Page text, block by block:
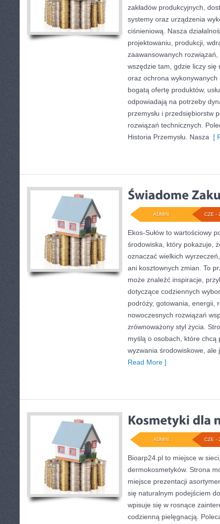
zakładów produkcyjnych,
systemy oraz urządzenia
ciśnieniową. Nasza
projektowaniu, produkcji,
zaawansowanych
wszędzie tam, gdzie liczy się
oraz ochrona
bogatą ofertę produktów,
odpowiadają na potrzeby
przemysłu i przedsiębiorstw
rozwiązań technicznych.
Historia Przemysłu. Nasza [
CZE -
ADMIN
Ekos-Sułów to wartościowy
środowiska, który pokazuje,
oznaczać wielkich
ani kosztownych zmian. To
może znaleźć inspiracje,
dotyczące codziennych
podróży, gotowania, energii,
nowoczesnych rozwiązań
zrównoważony styl życia.
myślą o osobach, które chcą
wyzwania środowiskowe, ale
Read More ]
CZE -
ADMIN
Bioarp24.pl to miejsce w
dermokosmetyków. Strona
miejsce prezentacji
się naturalnym podejściem
wpisuje się w rosnące
codzienną pielęgnacją.